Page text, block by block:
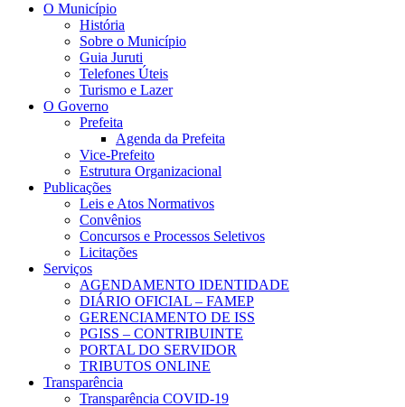
O Município
História
Sobre o Município
Guia Juruti
Telefones Úteis
Turismo e Lazer
O Governo
Prefeita
Agenda da Prefeita
Vice-Prefeito
Estrutura Organizacional
Publicações
Leis e Atos Normativos
Convênios
Concursos e Processos Seletivos
Licitações
Serviços
AGENDAMENTO IDENTIDADE
DIÁRIO OFICIAL – FAMEP
GERENCIAMENTO DE ISS
PGISS – CONTRIBUINTE
PORTAL DO SERVIDOR
TRIBUTOS ONLINE
Transparência
Transparência COVID-19